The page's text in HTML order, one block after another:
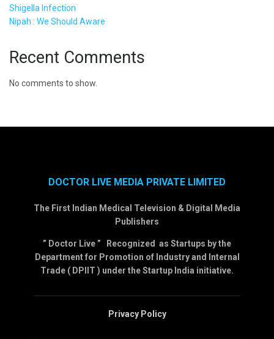
Shigella Infection
Nipah : We Should Aware
Recent Comments
No comments to show.
DOCTOR LIVE MEDIA PRIVATE LIMITED
The First Indian Medical Television & Digital Media
Publishers
” Doctor Live ” Recognized as Startups by the
Department for Promotion of Industry and Internal
Trade ( DPIIT ) under the Startup India initiative.
Privacy Policy